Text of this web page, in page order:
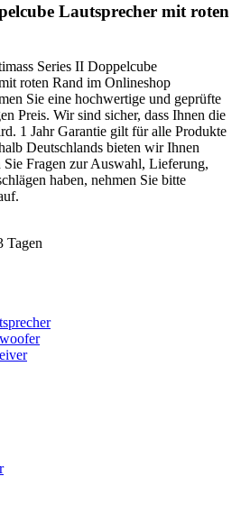
Lautsprecher mit roten
Series II Doppelcube
roten Rand im Onlineshop
Sie eine hochwertige und geprüfte
Preis. Wir sind sicher, dass Ihnen die
1 Jahr Garantie gilt für alle Produkte
Deutschlands bieten wir Ihnen
Sie Fragen zur Auswahl, Lieferung,
haben, nehmen Sie bitte
Tagen